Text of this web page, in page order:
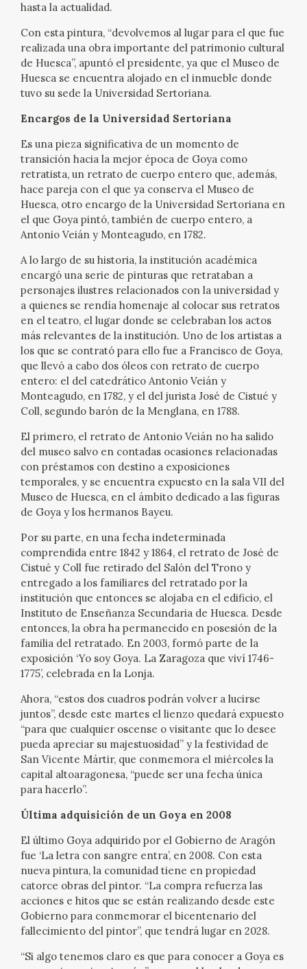
hasta la actualidad.
Con esta pintura, “devolvemos al lugar para el que fue
realizada una obra importante del patrimonio cultural
de Huesca”, apuntó el presidente, ya que el Museo de
Huesca se encuentra alojado en el inmueble donde
tuvo su sede la Universidad Sertoriana.
Encargos de la Universidad Sertoriana
Es una pieza significativa de un momento de
transición hacia la mejor época de Goya como
retratista, un retrato de cuerpo entero que, además,
hace pareja con el que ya conserva el Museo de
Huesca, otro encargo de la Universidad Sertoriana en
el que Goya pintó, también de cuerpo entero, a
Antonio Veián y Monteagudo, en 1782.
A lo largo de su historia, la institución académica
encargó una serie de pinturas que retrataban a
personajes ilustres relacionados con la universidad y
a quienes se rendía homenaje al colocar sus retratos
en el teatro, el lugar donde se celebraban los actos
más relevantes de la institución. Uno de los artistas a
los que se contrató para ello fue a Francisco de Goya,
que llevó a cabo dos óleos con retrato de cuerpo
entero: el del catedrático Antonio Veián y
Monteagudo, en 1782, y el del jurista José de Cistué y
Coll, segundo barón de la Menglana, en 1788.
El primero, el retrato de Antonio Veián no ha salido
del museo salvo en contadas ocasiones relacionadas
con préstamos con destino a exposiciones
temporales, y se encuentra expuesto en la sala VII del
Museo de Huesca, en el ámbito dedicado a las figuras
de Goya y los hermanos Bayeu.
Por su parte, en una fecha indeterminada
comprendida entre 1842 y 1864, el retrato de José de
Cistué y Coll fue retirado del Salón del Trono y
entregado a los familiares del retratado por la
institución que entonces se alojaba en el edificio, el
Instituto de Enseñanza Secundaria de Huesca. Desde
entonces, la obra ha permanecido en posesión de la
familia del retratado. En 2003, formó parte de la
exposición ‘Yo soy Goya. La Zaragoza que viví 1746-
1775’, celebrada en la Lonja.
Ahora, “estos dos cuadros podrán volver a lucirse
juntos”, desde este martes el lienzo quedará expuesto
“para que cualquier oscense o visitante que lo desee
pueda apreciar su majestuosidad” y la festividad de
San Vicente Mártir, que conmemora el miércoles la
capital altoaragonesa, “puede ser una fecha única
para hacerlo”.
Última adquisición de un Goya en 2008
El último Goya adquirido por el Gobierno de Aragón
fue ‘La letra con sangre entra’, en 2008. Con esta
nueva pintura, la comunidad tiene en propiedad
catorce obras del pintor. “La compra refuerza las
acciones e hitos que se están realizando desde este
Gobierno para conmemorar el bicentenario del
fallecimiento del pintor”, que tendrá lugar en 2028.
“Si algo tenemos claro es que para conocer a Goya es